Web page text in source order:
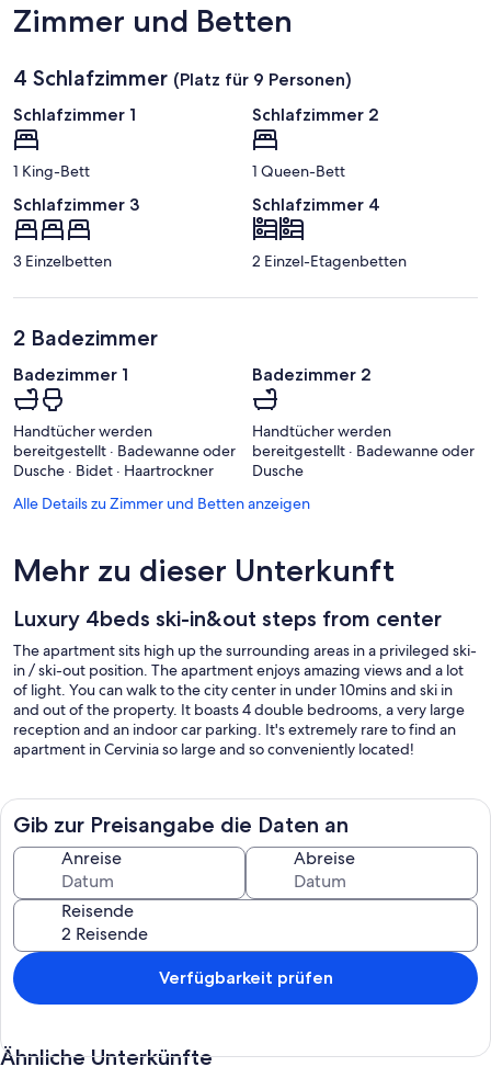
Zimmer und Betten
4 Schlafzimmer (Platz für 9 Personen)
Schlafzimmer 1
1 King-Bett
Schlafzimmer 2
1 Queen-Bett
Schlafzimmer 3
3 Einzelbetten
Schlafzimmer 4
2 Einzel-Etagenbetten
2 Badezimmer
Badezimmer 1
Handtücher werden
bereitgestellt · Badewanne oder
Dusche · Bidet · Haartrockner
Badezimmer 2
Handtücher werden
bereitgestellt · Badewanne oder
Dusche
Alle Details zu Zimmer und Betten anzeigen
Mehr zu dieser Unterkunft
Luxury 4beds ski-in&out steps from center
The apartment sits high up the surrounding areas in a privileged ski-
in / ski-out position. The apartment enjoys amazing views and a lot
of light. You can walk to the city center in under 10mins and ski in
and out of the property. It boasts 4 double bedrooms, a very large
reception and an indoor car parking. It's extremely rare to find an
apartment in Cervinia so large and so conveniently located!
Gib zur Preisangabe die Daten an
Anreise Abreise
Reisende
Verfügbarkeit prüfen
Ähnliche Unterkünfte